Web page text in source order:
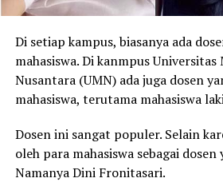
Di setiap kampus, biasanya ada
mahasiswa. Di kanmpus
Nusantara (UMN) ada juga dosen
mahasiswa, terutama mahasiswa
Dosen ini sangat populer. Selain
oleh para mahasiswa sebagai
Namanya Dini Fronitasari.